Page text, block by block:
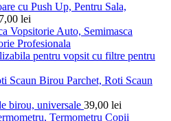
cu Push Up, Pentru Sala,
lei
pentru vopsit cu filtre pentru
birou, universale 39,00 lei